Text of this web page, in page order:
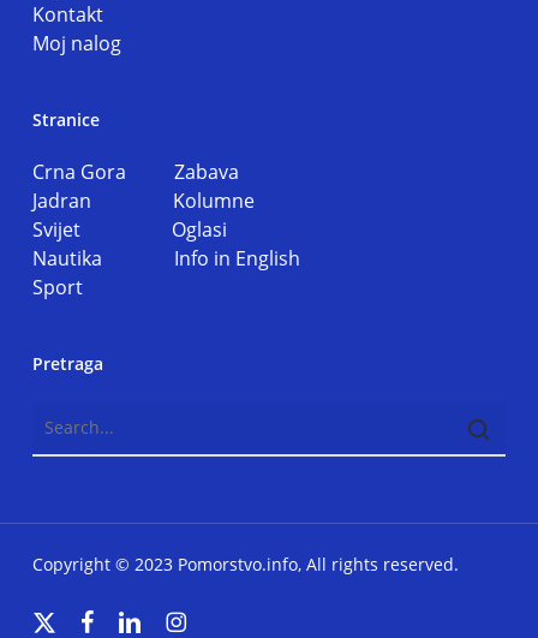
Kontakt
Moj nalog
Stranice
Crna Gora Zabava
Jadran Kolumne
Svijet Oglasi
Nautika Info in English
Sport
Pretraga
Copyright © 2023 Pomorstvo.info, All rights reserved.
x-
facebooklinkedininstagram